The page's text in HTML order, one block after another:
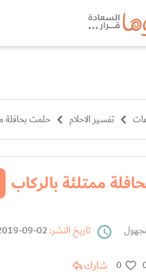
تفسير الاحلام حلمت بحافلة
ممتلئة بالركاب
تاريخ النشر:
0 شارك